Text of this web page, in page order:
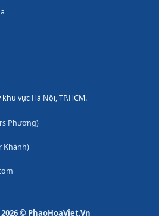
vực Hà Nội, TP.HCM.
Phương)
Khánh)
© PhaoHoaViet.Vn